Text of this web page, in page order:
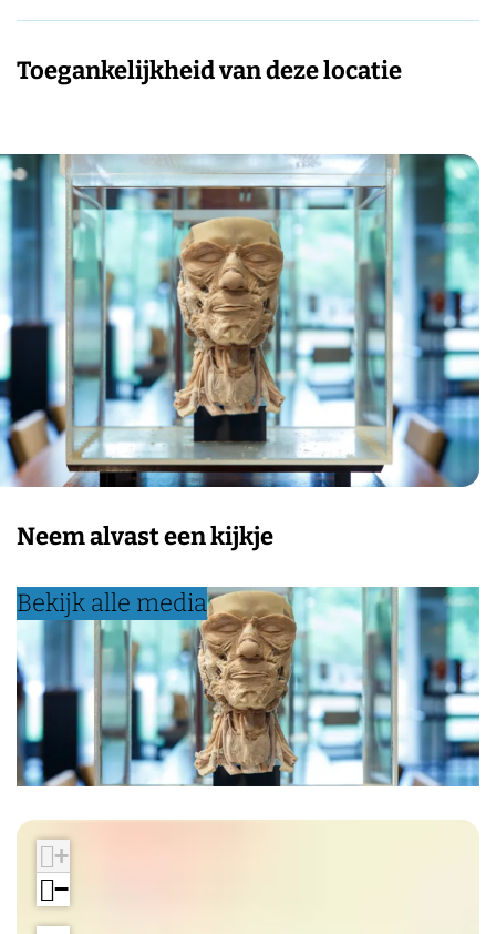
Toegankelijkheid van deze locatie
Neem alvast een kijkje
Bekijk alle media
+
−